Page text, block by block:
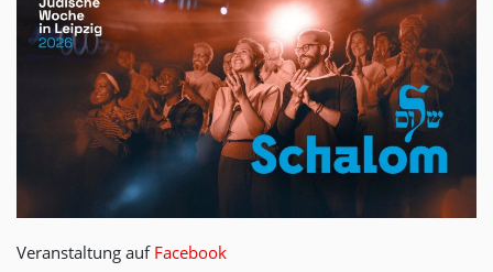
Veranstaltung auf Facebook